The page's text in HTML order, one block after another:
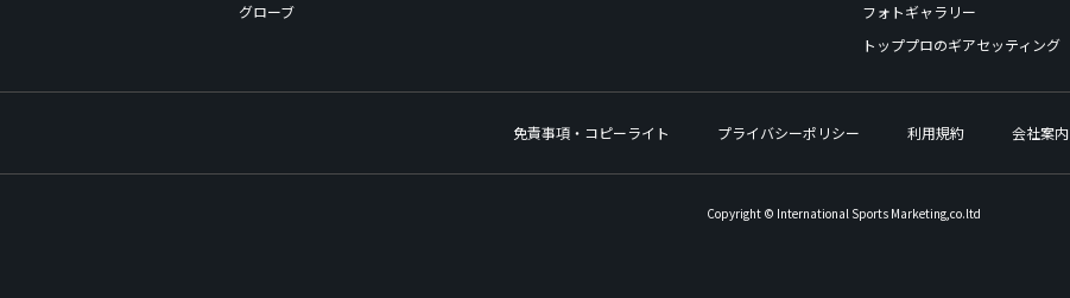
グローブ
フォトギャラリー
トッププロのギアセッティング
免責事項・コピーライト プライバシーポリシー 利用規約 会社案内
Copyright © International Sports Marketing,co.ltd